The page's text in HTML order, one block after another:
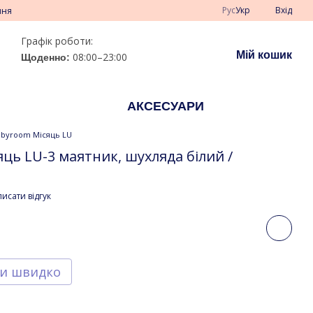
РусУкр Вхід
Графік роботи:
Щоденно: 08:00–23:00 Мій кошик
АКСЕСУАРИ
Місяць LU
LU-3 маятник, шухляда білий /
відгук
швидко